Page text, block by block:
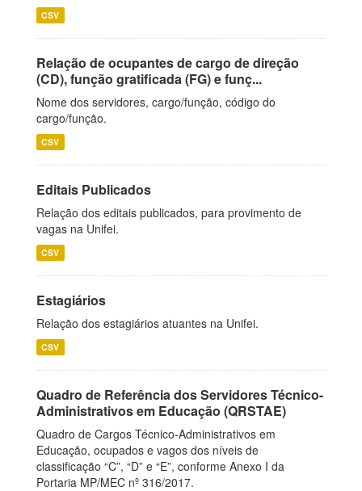
CSV
Relação de ocupantes de cargo de direção
(CD), função gratificada (FG) e funç...
Nome dos servidores, cargo/função, código do
cargo/função.
CSV
Editais Publicados
Relação dos editais publicados, para provimento de
vagas na Unifei.
CSV
Estagiários
Relação dos estagiários atuantes na Unifei.
CSV
Quadro de Referência dos Servidores Técnico-
Administrativos em Educação (QRSTAE)
Quadro de Cargos Técnico-Administrativos em
Educação, ocupados e vagos dos níveis de
classificação “C”, “D” e “E”, conforme Anexo I da
Portaria MP/MEC nº 316/2017.